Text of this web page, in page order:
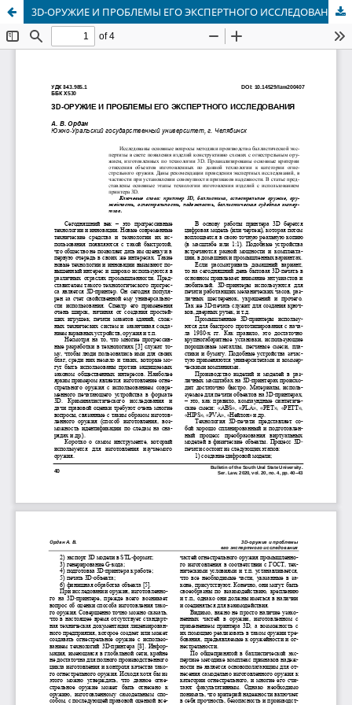
3D-ОРУЖИЕ И ПРОБЛЕМЫ ЕГО ЭКСПЕРТНОГО ИССЛЕДОВАНИЯ